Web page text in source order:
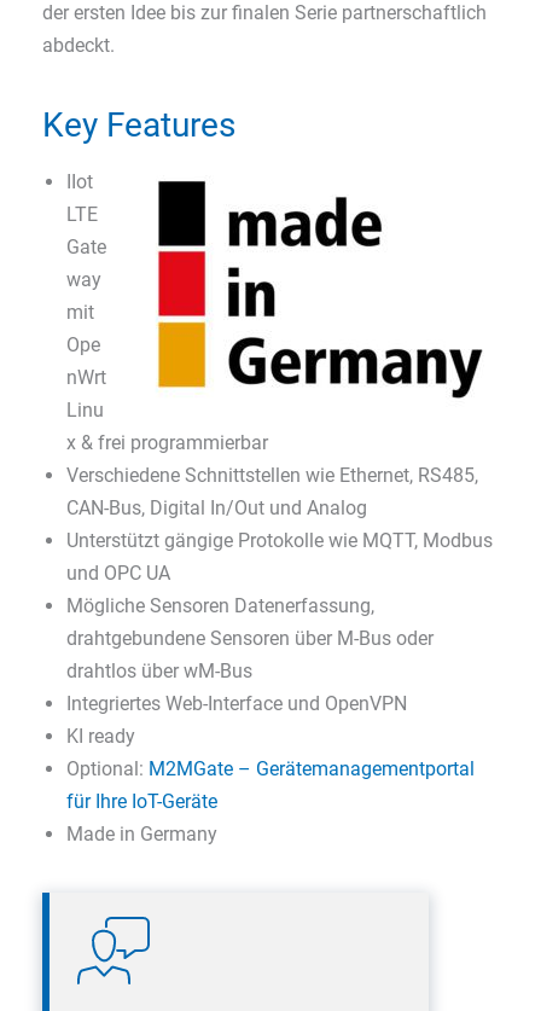
der ersten Idee bis zur finalen Serie partnerschaftlich
abdeckt.
Key Features
IIot
LTE
Gate
way
mit
Ope
nWrt
Linu
x & frei programmierbar
Verschiedene Schnittstellen wie Ethernet, RS485,
CAN-Bus, Digital In/Out und Analog
Unterstützt gängige Protokolle wie MQTT, Modbus
und OPC UA
Mögliche Sensoren Datenerfassung,
drahtgebundene Sensoren über M-Bus oder
drahtlos über wM-Bus
Integriertes Web-Interface und OpenVPN
KI ready
Optional: M2MGate – Gerätemanagementportal
für Ihre IoT-Geräte
Made in Germany